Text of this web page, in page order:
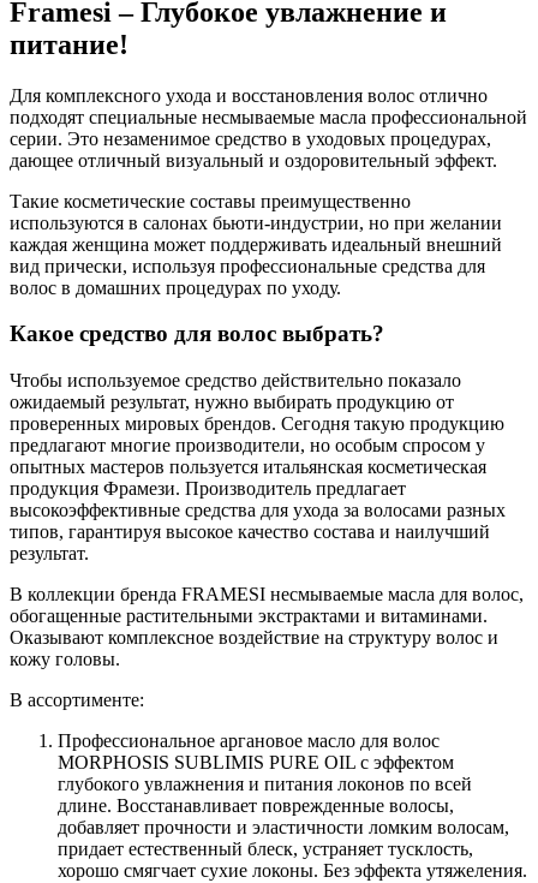
Framesi – Глубокое увлажнение и
питание!
Для комплексного ухода и восстановления волос отлично
подходят специальные несмываемые масла профессиональной
серии. Это незаменимое средство в уходовых процедурах,
дающее отличный визуальный и оздоровительный эффект.
Такие косметические составы преимущественно
используются в салонах бьюти-индустрии, но при желании
каждая женщина может поддерживать идеальный внешний
вид прически, используя профессиональные средства для
волос в домашних процедурах по уходу.
Какое средство для волос выбрать?
Чтобы используемое средство действительно показало
ожидаемый результат, нужно выбирать продукцию от
проверенных мировых брендов. Сегодня такую продукцию
предлагают многие производители, но особым спросом у
опытных мастеров пользуется итальянская косметическая
продукция Фрамези. Производитель предлагает
высокоэффективные средства для ухода за волосами разных
типов, гарантируя высокое качество состава и наилучший
результат.
В коллекции бренда FRAMESI несмываемые масла для волос,
обогащенные растительными экстрактами и витаминами.
Оказывают комплексное воздействие на структуру волос и
кожу головы.
В ассортименте:
Профессиональное аргановое масло для волос
MORPHOSIS SUBLIMIS PURE OIL с эффектом
глубокого увлажнения и питания локонов по всей
длине. Восстанавливает поврежденные волосы,
добавляет прочности и эластичности ломким волосам,
придает естественный блеск, устраняет тусклость,
хорошо смягчает сухие локоны. Без эффекта утяжеления.